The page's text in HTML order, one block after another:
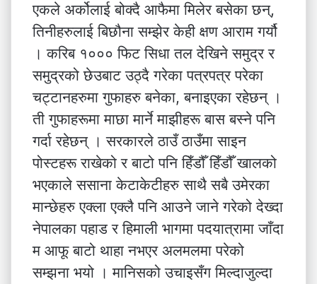
एकले अर्कोलाई बोक्दै आफैमा मिलेर बसेका छन्,
तिनीहरुलाई बिछौना सम्झेर केही क्षण आराम गर्यौ
। करिब १००० फिट सिधा तल देखिने समुद्र र
समुद्रको छेउबाट उठ्दै गरेका पत्रपत्र परेका
चट्टानहरुमा गुफाहरु बनेका, बनाइएका रहेछन् ।
ती गुफाहरूमा माछा मार्ने माझीहरू बास बस्ने पनि
गर्दा रहेछन् । सरकारले ठाउँ ठाउँमा साइन
पोस्टहरू राखेको र बाटो पनि हिँडौँ हिँडौँ खालको
भएकाले ससाना केटाकेटीहरु साथै सबै उमेरका
मान्छेहरु एक्ला एक्लै पनि आउने जाने गरेको देख्दा
नेपालका पहाड र हिमाली भागमा पदयात्रामा जाँदा
म आफू बाटो थाहा नभएर अलमलमा परेको
सम्झना भयो । मानिसको उचाइसँग मिल्दाजुल्दा